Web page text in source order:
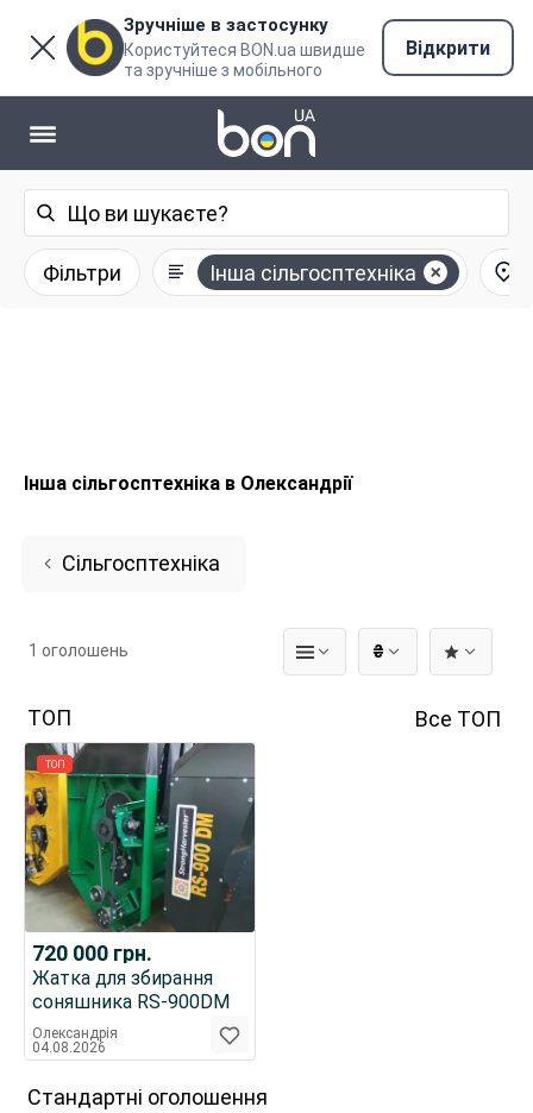
Зручніше в застосунку
Користуйтеся BON.ua швидше
та зручніше з мобільного
Відкрити
Фільтри Інша сільгосптехніка
Інша сільгосптехніка в Олександрії
Сільгосптехніка
₴
1 оголошень
ТОП Все ТОП
ТОП
720 000 грн.
Жатка для збирання
соняшника RS-900DM
Олександрія
04.08.2026
Стандартні оголошення